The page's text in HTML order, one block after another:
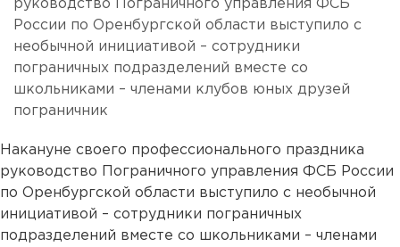
руководство Пограничного управления ФСБ
России по Оренбургской области выступило с
необычной инициативой – сотрудники
пограничных подразделений вместе со
школьниками – членами клубов юных друзей
пограничник
Накануне своего профессионального праздника
руководство Пограничного управления ФСБ России
по Оренбургской области выступило с необычной
инициативой – сотрудники пограничных
подразделений вместе со школьниками – членами